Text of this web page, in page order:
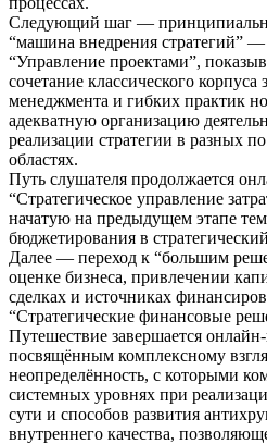
Следующий шаг —
“машина внедрения стратегий”
“Управление проектами”,
сочетание классического
менеджмента и гибких практик
адекватную организацию
реализации стратегии в разных
областях.
Путь слушателя продолжается
“Стратегическое управление
начатую на предыдущем этапе
бюджетирования в
Далее — переход к “большим
оценке бизнеса, привлечении
сделках и источниках
“Стратегические финансовые
Путешествие завершается
посвящённым комплексному
неопределённость, с которыми
системных уровнях при
сути и способов развития
внутреннего качества,